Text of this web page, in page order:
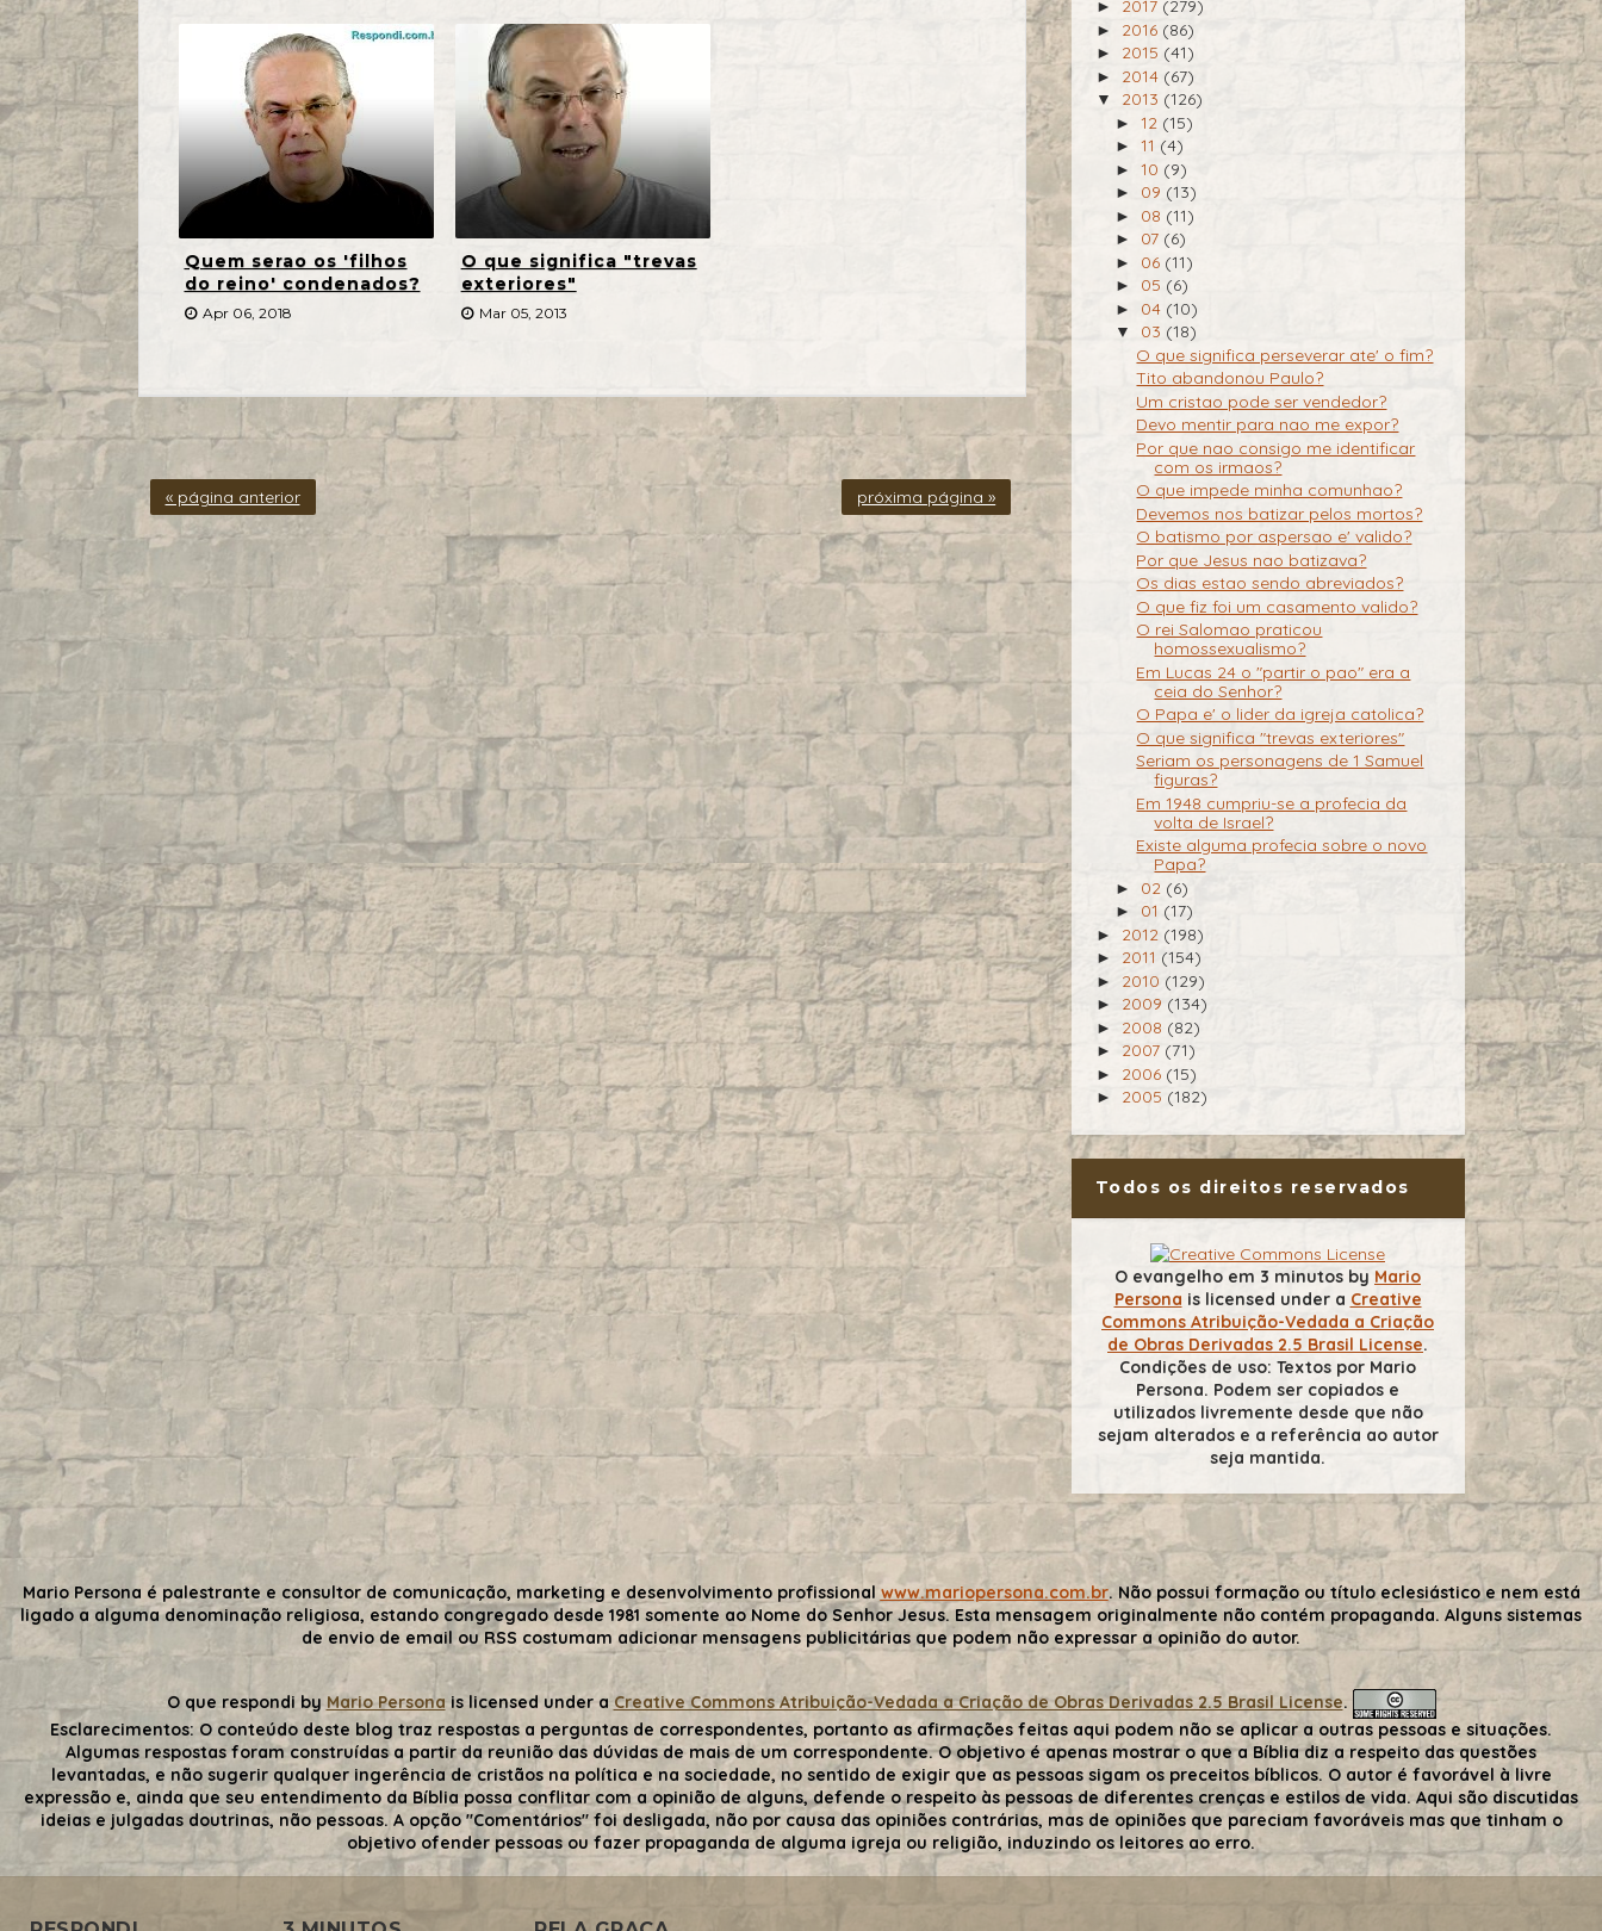
Quem serao os 'filhos
do reino' condenados?
Apr 06, 2018
O que significa "trevas
exteriores"
Mar 05, 2013
« página anterior próxima página »
► 2017 (279)
► 2016 (86)
► 2015 (41)
► 2014 (67)
▼ 2013 (126)
►12 (15)
►11 (4)
►10 (9)
► 09 (13)
► 08 (11)
► 07 (6)
► 06 (11)
► 05 (6)
► 04 (10)
▼ 03 (18)
O que significa perseverar ate' o fim?
Tito abandonou Paulo?
Um cristao pode ser vendedor?
Devo mentir para nao me expor?
Por que nao consigo me identificar
com os irmaos?
O que impede minha comunhao?
Devemos nos batizar pelos mortos?
O batismo por aspersao e' valido?
Por que Jesus nao batizava?
Os dias estao sendo abreviados?
O que fiz foi um casamento valido?
O rei Salomao praticou
homossexualismo?
Em Lucas 24 o "partir o pao" era a
ceia do Senhor?
O Papa e' o lider da igreja catolica?
O que significa "trevas exteriores"
Seriam os personagens de 1 Samuel
figuras?
Em 1948 cumpriu-se a profecia da
volta de Israel?
Existe alguma profecia sobre o novo
Papa?
► 02 (6)
► 01 (17)
► 2012 (198)
► 2011 (154)
► 2010 (129)
► 2009 (134)
► 2008 (82)
► 2007 (71)
► 2006 (15)
► 2005 (182)
Todos os direitos reservados
O evangelho em 3 minutos by Mario
Persona is licensed under a Creative
Commons Atribuição-Vedada a Criação
de Obras Derivadas 2.5 Brasil License.
Condições de uso: Textos por Mario
Persona. Podem ser copiados e
utilizados livremente desde que não
sejam alterados e a referência ao autor
seja mantida.
Mario Persona é palestrante e consultor de comunicação, marketing e desenvolvimento profissional www.mariopersona.com.br. Não possui formação ou título eclesiástico e nem está
ligado a alguma denominação religiosa, estando congregado desde 1981 somente ao Nome do Senhor Jesus. Esta mensagem originalmente não contém propaganda. Alguns sistemas
de envio de email ou RSS costumam adicionar mensagens publicitárias que podem não expressar a opinião do autor.
O que respondi by Mario Personais licensed under a Creative Commons Atribuição-Vedada a Criação de Obras Derivadas 2.5 Brasil License.
Esclarecimentos: O conteúdo deste blog traz respostas a perguntas de correspondentes, portanto as afirmações feitas aqui podem não se aplicar a outras pessoas e situações.
Algumas respostas foram construídas a partir da reunião das dúvidas de mais de um correspondente. O objetivo é apenas mostrar o que a Bíblia diz a respeito das questões
levantadas, e não sugerir qualquer ingerência de cristãos na política e na sociedade, no sentido de exigir que as pessoas sigam os preceitos bíblicos. O autor é favorável à livre
expressão e, ainda que seu entendimento da Bíblia possa conflitar com a opinião de alguns, defende o respeito às pessoas de diferentes crenças e estilos de vida. Aqui são discutidas
ideias e julgadas doutrinas, não pessoas. A opção "Comentários" foi desligada, não por causa das opiniões contrárias, mas de opiniões que pareciam favoráveis mas que tinham o
objetivo ofender pessoas ou fazer propaganda de alguma igreja ou religião, induzindo os leitores ao erro.